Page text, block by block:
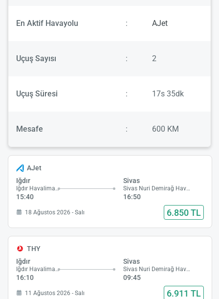
En Aktif Havayolu : AJet
Uçuş Sayısı : 2
Uçuş Süresi : 17s 35dk
Mesafe : 600 KM
AJet
Iğdır
Iğdır Havalimanı
15:40
Sivas
Sivas Nuri Demirağ Havalimanı
16:50
18 Ağustos 2026 - Salı 6.850 TL
THY
Iğdır
Iğdır Havalimanı
16:10
Sivas
Sivas Nuri Demirağ Havalimanı
09:45
11 Ağustos 2026 - Salı 6.911 TL